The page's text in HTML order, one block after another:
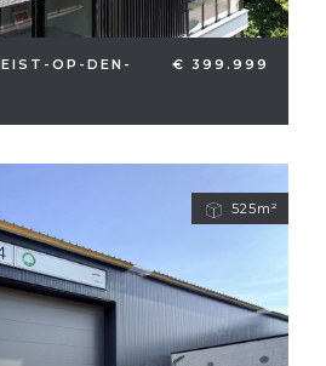
OP-DEN-
€ 399.999
525m²